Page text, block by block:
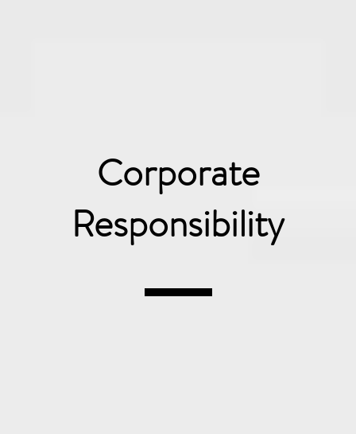
Corporate
Responsibility